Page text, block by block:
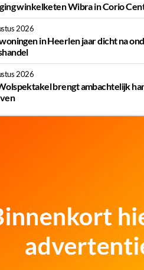
winkelketen Wibra in Corio
2026
in Heerlen jaar dicht na
2026
brengt ambachtelijk